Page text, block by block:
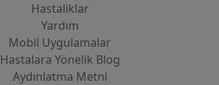
Hastaliklar
Yardım
Mobil Uygulamalar
Hastalara Yönelik Blog
Aydınlatma Metni